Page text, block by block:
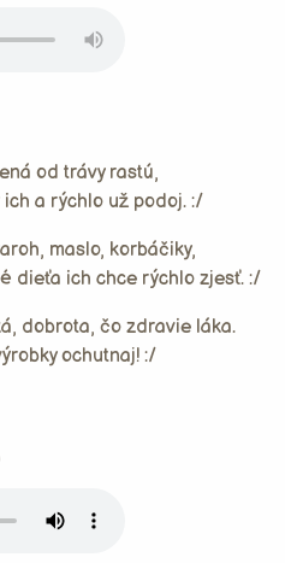
od trávy rastú,
a rýchlo už podoj. :/
maslo, korbáčiky,
dieťa ich chce rýchlo zjesť. :/
dobrota, čo zdravie láka.
ochutnaj! :/